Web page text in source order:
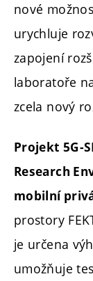
nové
urychluje
zapojení
laboratoře
zcela nový
Projekt 5G-
Research
mobilní
prostory
je určena
umožňuje